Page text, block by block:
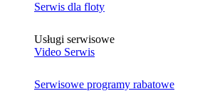
Serwis dla floty
Usługi serwisowe
Video Serwis
Serwisowe programy rabatowe